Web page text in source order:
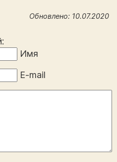
Обновлено: 10.07.2020
Имя
E-mail